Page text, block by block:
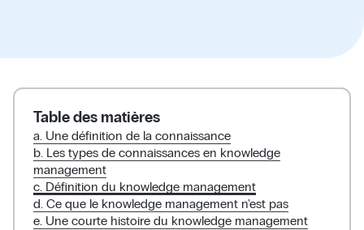
Table des matières
a. Une définition de la connaissance
b. Les types de connaissances en knowledge
management
c. Définition du knowledge management
d. Ce que le knowledge management n'est pas
e. Une courte histoire du knowledge management